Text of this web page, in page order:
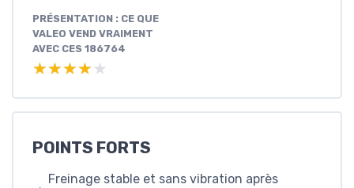
PRÉSENTATION : CE QUE
VALEO VEND VRAIMENT
AVEC CES 186764
★★★★★
★★★★★
POINTS FORTS
Freinage stable et sans vibration après